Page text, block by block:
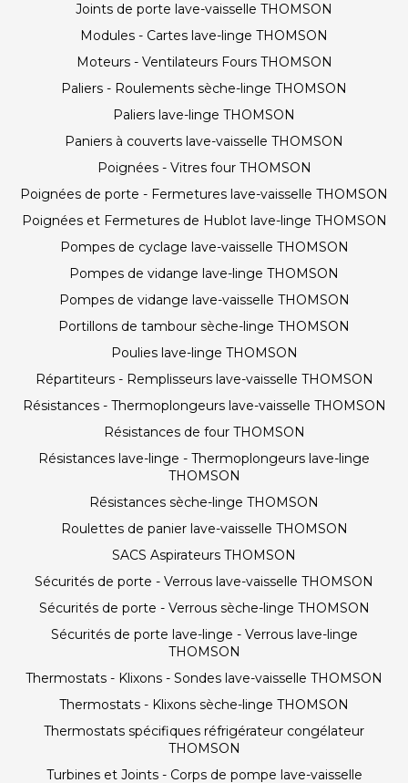
Joints de porte lave-vaisselle THOMSON
Modules - Cartes lave-linge THOMSON
Moteurs - Ventilateurs Fours THOMSON
Paliers - Roulements sèche-linge THOMSON
Paliers lave-linge THOMSON
Paniers à couverts lave-vaisselle THOMSON
Poignées - Vitres four THOMSON
Poignées de porte - Fermetures lave-vaisselle THOMSON
Poignées et Fermetures de Hublot lave-linge THOMSON
Pompes de cyclage lave-vaisselle THOMSON
Pompes de vidange lave-linge THOMSON
Pompes de vidange lave-vaisselle THOMSON
Portillons de tambour sèche-linge THOMSON
Poulies lave-linge THOMSON
Répartiteurs - Remplisseurs lave-vaisselle THOMSON
Résistances - Thermoplongeurs lave-vaisselle THOMSON
Résistances de four THOMSON
Résistances lave-linge - Thermoplongeurs lave-linge
THOMSON
Résistances sèche-linge THOMSON
Roulettes de panier lave-vaisselle THOMSON
SACS Aspirateurs THOMSON
Sécurités de porte - Verrous lave-vaisselle THOMSON
Sécurités de porte - Verrous sèche-linge THOMSON
Sécurités de porte lave-linge - Verrous lave-linge
THOMSON
Thermostats - Klixons - Sondes lave-vaisselle THOMSON
Thermostats - Klixons sèche-linge THOMSON
Thermostats spécifiques réfrigérateur congélateur
THOMSON
Turbines et Joints - Corps de pompe lave-vaisselle